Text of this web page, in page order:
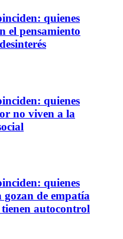
quienes
el pensamiento
quienes
no viven a la
quienes
de empatía
autocontrol